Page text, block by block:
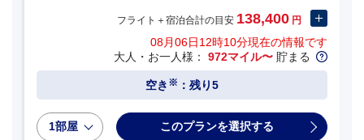
フライト＋宿泊合計の目安 138,400 円
08月06日12時10分現在の情報です
大人・お一人様： 972マイル〜 貯まる
空き ※ ：残り5
1部屋